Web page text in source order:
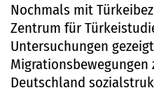
Nochmals mit
Zentrum für
Untersuchungen
Deutschland